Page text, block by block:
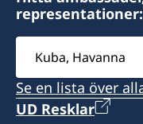
ambassaden
organisation
framgår att
alla
provisoriska pass.
sker kontant.
Konsulärt distrikt:
Honorär
representationer:
Välj
ambassad
Se en lista över
UD Resklar